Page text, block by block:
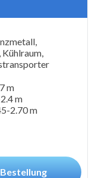
m
m
2.70 m
Bestellung